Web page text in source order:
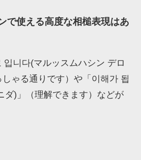
で使える高度な相槌表現はあ
입니다(マルッスムハシン デロ
ゃる通りです）や「이해가 됩
ダ)」（理解できます）などが